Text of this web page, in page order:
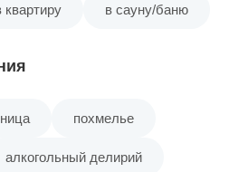
квартиру в сауну/баню
похмелье
алкогольный делирий